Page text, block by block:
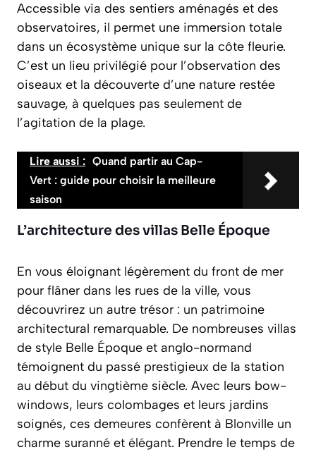
Accessible via des sentiers aménagés et des
observatoires, il permet une immersion totale
dans un écosystème unique sur la côte fleurie.
C’est un lieu privilégié pour l’observation des
oiseaux et la découverte d’une nature restée
sauvage, à quelques pas seulement de
l’agitation de la plage.
Lire aussi : Quand partir au Cap-
Vert : guide pour choisir la meilleure
saison
L’architecture des villas Belle Époque
En vous éloignant légèrement du front de mer
pour flâner dans les rues de la ville, vous
découvrirez un autre trésor : un patrimoine
architectural remarquable. De nombreuses villas
de style Belle Époque et anglo-normand
témoignent du passé prestigieux de la station
au début du vingtième siècle. Avec leurs bow-
windows, leurs colombages et leurs jardins
soignés, ces demeures confèrent à Blonville un
charme suranné et élégant. Prendre le temps de